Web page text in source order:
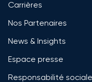
Carrières
Nos Partenaires
News & Insights
Espace presse
Responsabilité sociale